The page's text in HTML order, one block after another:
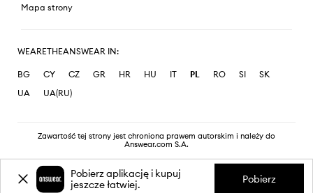
Mapa strony
WEARETHEANSWEAR IN:
BG CY CZ GR HR HU IT PL RO SI
SK
UA
UA(RU)
Zawartość tej strony jest chroniona prawem autorskim i należy do
Answear.com S.A.
Pobierz aplikację i kupuj
jeszcze łatwiej.
Pobierz